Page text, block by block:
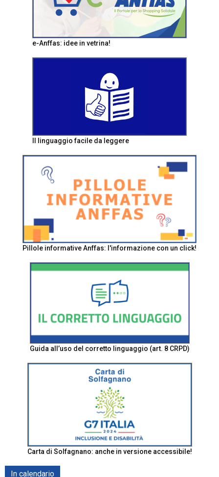
e-Anffas: idee in vetrina!
Il linguaggio facile da leggere
Pillole informative Anffas: l'informazione con un click!
Guida all’uso del corretto linguaggio (art. 8 CRPD)
Carta di Solfagnano: anche in versione accessibile!
In calendario